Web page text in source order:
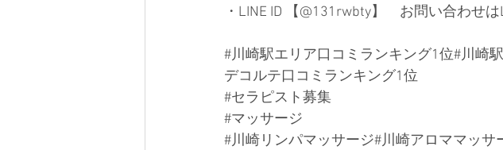
・LINE ID 【@131rwbty】　お問い合わせ
#川崎駅エリア口コミランキング1位#川崎
デコルテ口コミランキング1位
#セラピスト募集
#マッサージ
#川崎リンパマッサージ#川崎アロママッサ